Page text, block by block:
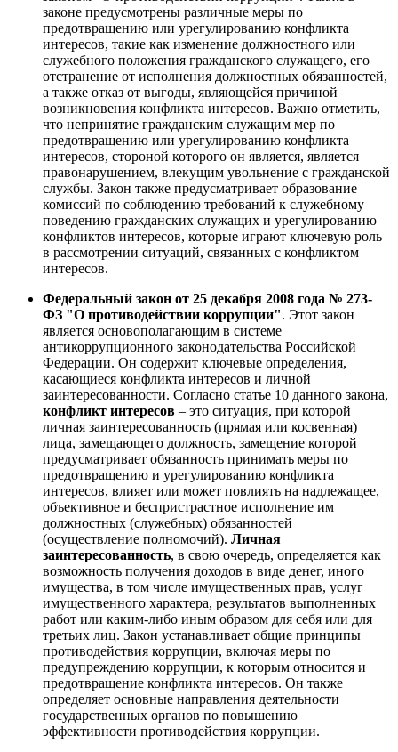
законе предусмотрены различные меры по
предотвращению или урегулированию конфликта
интересов, такие как изменение должностного или
служебного положения гражданского служащего, его
отстранение от исполнения должностных обязанностей,
а также отказ от выгоды, являющейся причиной
возникновения конфликта интересов. Важно отметить,
что непринятие гражданским служащим мер по
предотвращению или урегулированию конфликта
интересов, стороной которого он является, является
правонарушением, влекущим увольнение с гражданской
службы. Закон также предусматривает образование
комиссий по соблюдению требований к служебному
поведению гражданских служащих и урегулированию
конфликтов интересов, которые играют ключевую роль
в рассмотрении ситуаций, связанных с конфликтом
интересов.
Федеральный закон от 25 декабря 2008 года № 273-
ФЗ "О противодействии коррупции". Этот закон
является основополагающим в системе
антикоррупционного законодательства Российской
Федерации. Он содержит ключевые определения,
касающиеся конфликта интересов и личной
заинтересованности. Согласно статье 10 данного закона,
конфликт интересов – это ситуация, при которой
личная заинтересованность (прямая или косвенная)
лица, замещающего должность, замещение которой
предусматривает обязанность принимать меры по
предотвращению и урегулированию конфликта
интересов, влияет или может повлиять на надлежащее,
объективное и беспристрастное исполнение им
должностных (служебных) обязанностей
(осуществление полномочий). Личная
заинтересованность, в свою очередь, определяется как
возможность получения доходов в виде денег, иного
имущества, в том числе имущественных прав, услуг
имущественного характера, результатов выполненных
работ или каким-либо иным образом для себя или для
третьих лиц. Закон устанавливает общие принципы
противодействия коррупции, включая меры по
предупреждению коррупции, к которым относится и
предотвращение конфликта интересов. Он также
определяет основные направления деятельности
государственных органов по повышению
эффективности противодействия коррупции.